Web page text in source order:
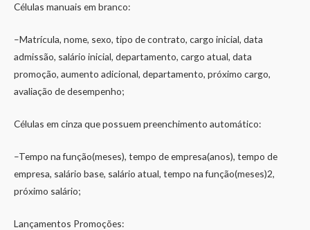
Células manuais em branco:
–Matrícula, nome, sexo, tipo de contrato, cargo inicial, data
admissão, salário inicial, departamento, cargo atual, data
promoção, aumento adicional, departamento, próximo cargo,
avaliação de desempenho;
Células em cinza que possuem preenchimento automático:
–Tempo na função(meses), tempo de empresa(anos), tempo de
empresa, salário base, salário atual, tempo na função(meses)2,
próximo salário;
Lançamentos Promoções: